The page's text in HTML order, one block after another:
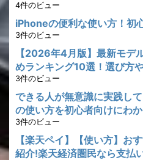
4件のビュー
iPhoneの便利な使い方！初
3件のビュー
【2026年4月版】最新モデ
めランキング10選！選び方
3件のビュー
できる人が無意識に実践し
の使い方を初心者向けにわ
3件のビュー
【楽天ペイ】【使い方】お
紹介!楽天経済圏民なら支払